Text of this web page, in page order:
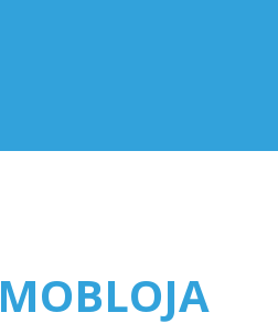
MOBLOJA